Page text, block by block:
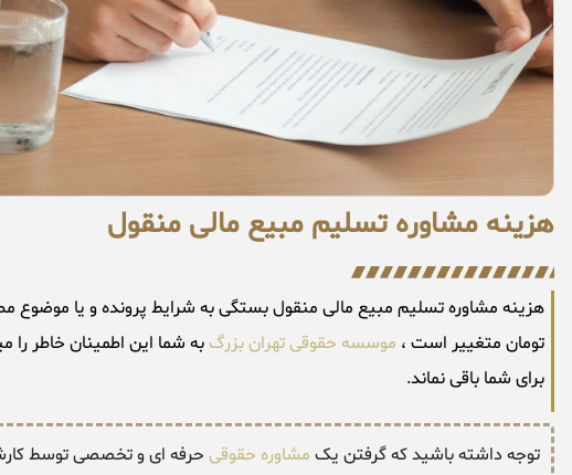
هزینه مشاوره تسلیم مبیع مالی منقول
تومان متغییر است ، موسسه حقوقی تهران بزرگبه شما این اطمینان خاطر را
برای شما باقی نماند.
توجه داشته باشید که گرفتن یک مشاوره حقوقی حرفه ای و تخصصی توسط